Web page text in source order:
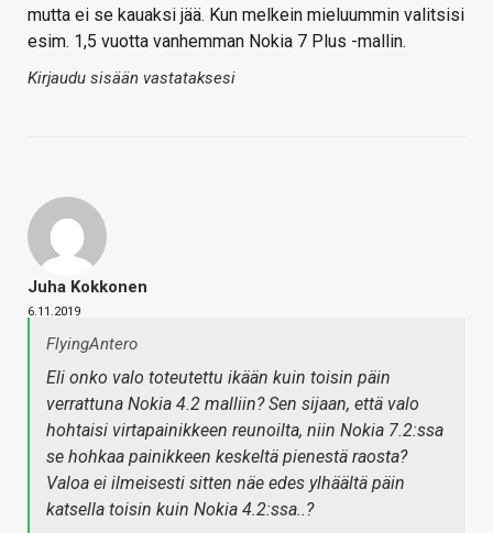
mutta ei se kauaksi jää. Kun melkein mieluummin valitsisi
esim. 1,5 vuotta vanhemman Nokia 7 Plus -mallin.
Kirjaudu sisään vastataksesi
Juha Kokkonen
6.11.2019
FlyingAntero
Eli onko valo toteutettu ikään kuin toisin päin
verrattuna Nokia 4.2 malliin? Sen sijaan, että valo
hohtaisi virtapainikkeen reunoilta, niin Nokia 7.2:ssa
se hohkaa painikkeen keskeltä pienestä raosta?
Valoa ei ilmeisesti sitten näe edes ylhäältä päin
katsella toisin kuin Nokia 4.2:ssa..?